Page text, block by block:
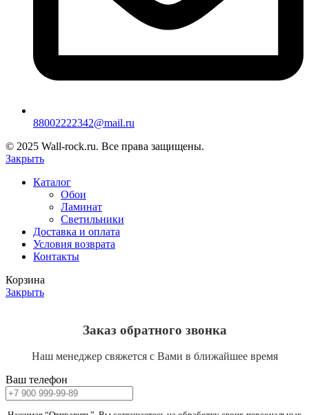
88002222342@mail.ru
© 2025 Wall-rock.ru. Все права защищены.
Закрыть
Каталог
Обои
Ламинат
Светильники
Доставка и оплата
Условия возврата
Контакты
Корзина
Закрыть
Заказ обратного звонка
Наш менеджер свяжется с Вами в ближайшее время
Ваш телефон